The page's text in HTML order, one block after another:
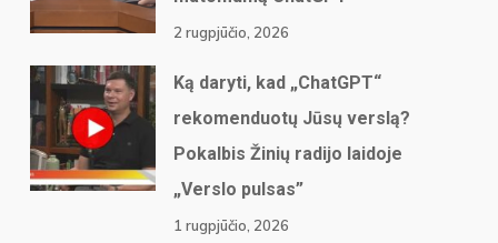
2 rugpjūčio, 2026
Ką daryti, kad „ChatGPT“
rekomenduotų Jūsų verslą?
Pokalbis Žinių radijo laidoje
„Verslo pulsas”
1 rugpjūčio, 2026